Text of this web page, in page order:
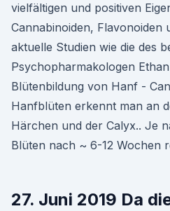
vielfältigen und positiven
Cannabinoiden, Flavonoiden
aktuelle Studien wie die des
Psychopharmakologen
Blütenbildung von Hanf -
Hanfblüten erkennt man an
Härchen und der Calyx.. Je
Blüten nach ~ 6-12 Wochen
27. Juni 2019 Da